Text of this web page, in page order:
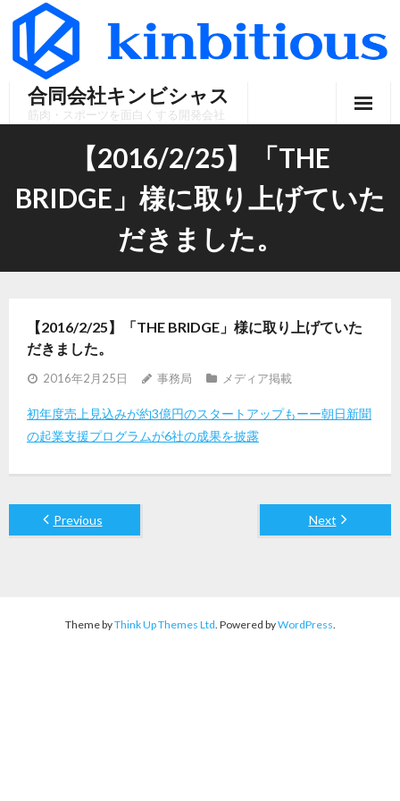
content
合同会社キンビシャス
筋肉・スポーツを面白くする開発会社
【2016/2/25】「THE
BRIDGE」様に取り上げていた
だきました。
【2016/2/25】「THE BRIDGE」様に取り上げていた
だきました。
2016年2月25日 事務局 メディア掲載
初年度売上見込みが約3億円のスタートアップもーー朝日新聞
の起業支援プログラムが6社の成果を披露
Previous Next
Theme byThink Up Themes Ltd . Powered byWordPress